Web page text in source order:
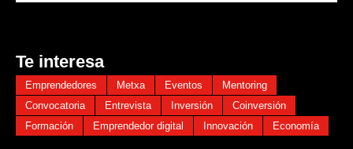
Te interesa
Emprendedores Metxa Eventos
Mentoring
Convocatoria
Entrevista Inversión
Coinversión
Formación
Emprendedor digital Innovación Economía